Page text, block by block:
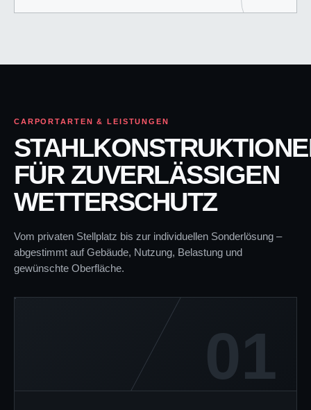
CARPORTARTEN & LEISTUNGEN
FÜR ZUVERLÄSSIGEN
WETTERSCHUTZ
Vom privaten Stellplatz bis zur individuellen Sonderlösung –
abgestimmt auf Gebäude, Nutzung, Belastung und
gewünschte Oberfläche.
01